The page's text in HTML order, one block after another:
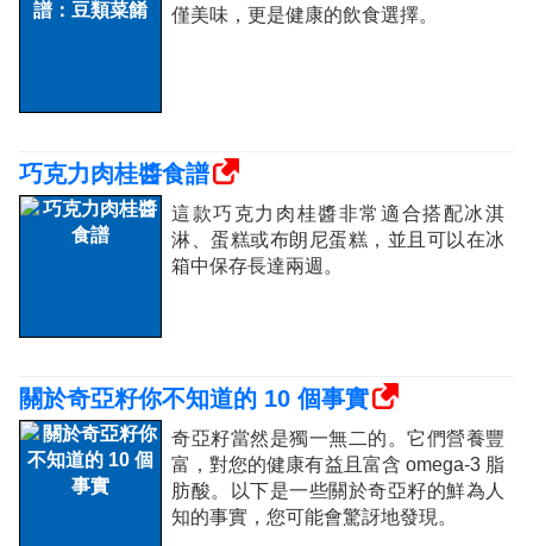
僅美味，更是健康的飲食選擇。
巧克力肉桂醬食譜
這款巧克力肉桂醬非常適合搭配冰淇
淋、蛋糕或布朗尼蛋糕，並且可以在冰
箱中保存長達兩週。
關於奇亞籽你不知道的 10 個事實
奇亞籽當然是獨一無二的。它們營養豐
富，對您的健康有益且富含 omega-3 脂
肪酸。以下是一些關於奇亞籽的鮮為人
知的事實，您可能會驚訝地發現。